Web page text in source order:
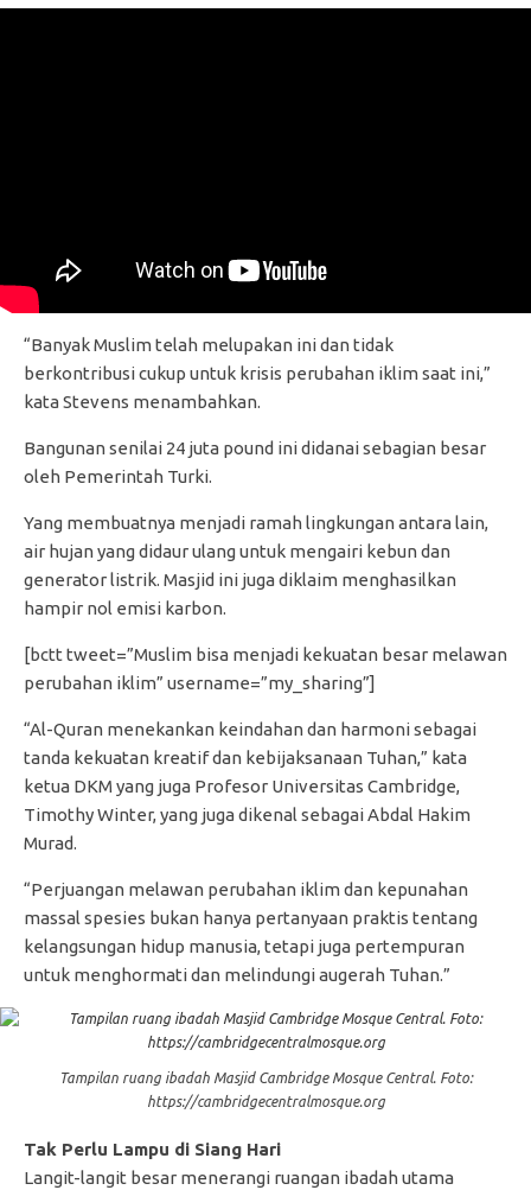
“Banyak Muslim telah melupakan ini dan tidak
berkontribusi cukup untuk krisis perubahan iklim saat ini,”
kata Stevens menambahkan.
Bangunan senilai 24 juta pound ini didanai sebagian besar
oleh Pemerintah Turki.
Yang membuatnya menjadi ramah lingkungan antara lain,
air hujan yang didaur ulang untuk mengairi kebun dan
generator listrik. Masjid ini juga diklaim menghasilkan
hampir nol emisi karbon.
[bctt tweet=”Muslim bisa menjadi kekuatan besar melawan
perubahan iklim” username=”my_sharing”]
“Al-Quran menekankan keindahan dan harmoni sebagai
tanda kekuatan kreatif dan kebijaksanaan Tuhan,” kata
ketua DKM yang juga Profesor Universitas Cambridge,
Timothy Winter, yang juga dikenal sebagai Abdal Hakim
Murad.
“Perjuangan melawan perubahan iklim dan kepunahan
massal spesies bukan hanya pertanyaan praktis tentang
kelangsungan hidup manusia, tetapi juga pertempuran
untuk menghormati dan melindungi augerah Tuhan.”
Tampilan ruang ibadah Masjid Cambridge Mosque Central. Foto:
https://cambridgecentralmosque.org
Tak Perlu Lampu di Siang Hari
Langit-langit besar menerangi ruangan ibadah utama